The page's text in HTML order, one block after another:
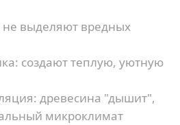
не выделяют вредных
создают теплую, уютную
древесина "дышит",
микроклимат